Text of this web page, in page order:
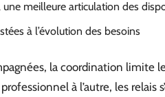
une meilleure articulation des
à l’évolution des besoins
la coordination limite
à l’autre, les